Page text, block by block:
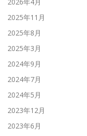
2025年11月
2025年8月
2025年3月
2024年9月
2024年7月
2024年5月
2023年12月
2023年6月